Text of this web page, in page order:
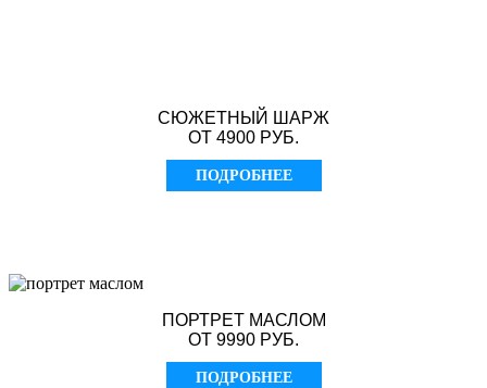
СЮЖЕТНЫЙ ШАРЖ
ОТ 4900 РУБ.
ПОДРОБНЕЕ
ПОРТРЕТ МАСЛОМ
ОТ 9990 РУБ.
ПОДРОБНЕЕ